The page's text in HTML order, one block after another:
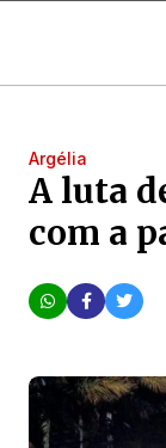
Argélia
A luta
com a